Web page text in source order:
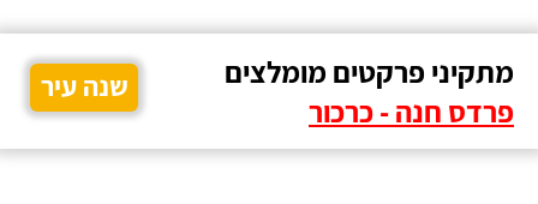
מתקיני פרקטים מומלצים
פרדס חנה - כרכור
שנה עיר